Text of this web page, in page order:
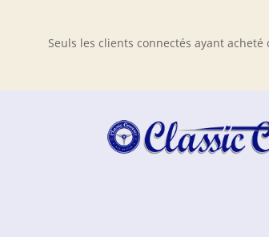
Seuls les clients connectés ayant